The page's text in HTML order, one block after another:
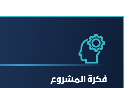
فكرة المشروع